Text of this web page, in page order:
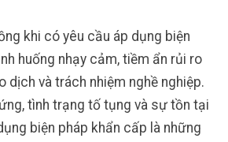
khi có yêu cầu áp dụng biện
huống nhạy cảm, tiềm ẩn rủi ro
dịch và trách nhiệm nghề nghiệp.
tình trạng tố tụng và sự tồn tại
biện pháp khẩn cấp là những